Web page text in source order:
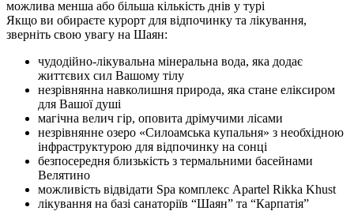
можлива менша або більша кількість днів у турі
Якщо ви обираєте курорт для відпочинку та лікування,
зверніть свою увагу на Шаян:
чудодійно-лікувальна мінеральна вода, яка додає
життєвих сил Вашому тілу
незрівнянна навколишня природа, яка стане еліксиром
для Вашої душі
магічна велич гір, оповита дрімучими лісами
незрівнянне озеро «Силоамська купальня» з необхідною
інфраструктурою для відпочинку на сонці
безпосередня близькість з термальними басейнами
Велятино
можливість відвідати Spa комплекс Apartel Rikka Khust
лікування на базі санаторіїв “Шаян” та “Карпатія”